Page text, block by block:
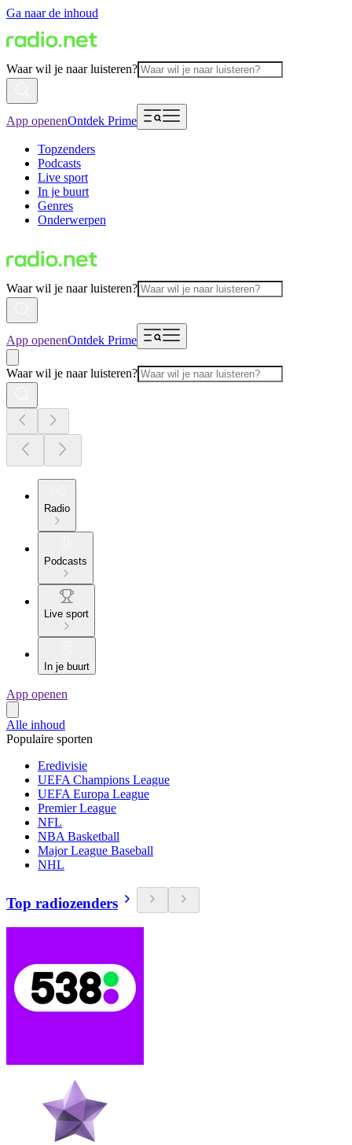
Ga naar de inhoud
Waar wil je naar luisteren?
App openenOntdek Prime
Topzenders
Podcasts
Live sport
In je buurt
Genres
Onderwerpen
Waar wil je naar luisteren?
App openenOntdek Prime
Waar wil je naar luisteren?
Radio
Podcasts
Live sport
In je buurt
App openen
Alle inhoud
Populaire sporten
Eredivisie
UEFA Champions League
UEFA Europa League
Premier League
NFL
NBA Basketball
Major League Baseball
NHL
Top radiozenders